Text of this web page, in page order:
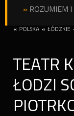
» ROZUMIEM I
« POLSKA « ŁÓDZKIE
TEATR
ŁODZI